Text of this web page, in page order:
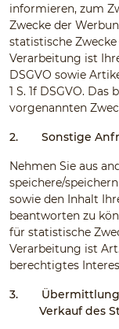
informieren, zum
Zwecke der
statistische
Verarbeitung ist
DSGVO sowie
1 S. 1f DSGVO.
vorgenannten
2. Sonstige
Nehmen Sie aus
speichere/
sowie den Inhalt
beantworten zu
für statistische
Verarbeitung ist Art.
berechtigtes
3.
Verkauf des